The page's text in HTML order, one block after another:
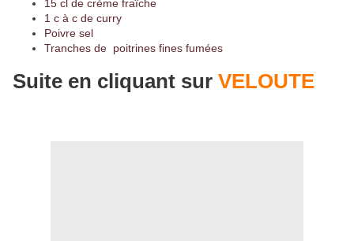
15 cl de crème fraîche
1 c à c de curry
Poivre sel
Tranches de poitrines fines fumées
Suite en cliquant sur VELOUTE